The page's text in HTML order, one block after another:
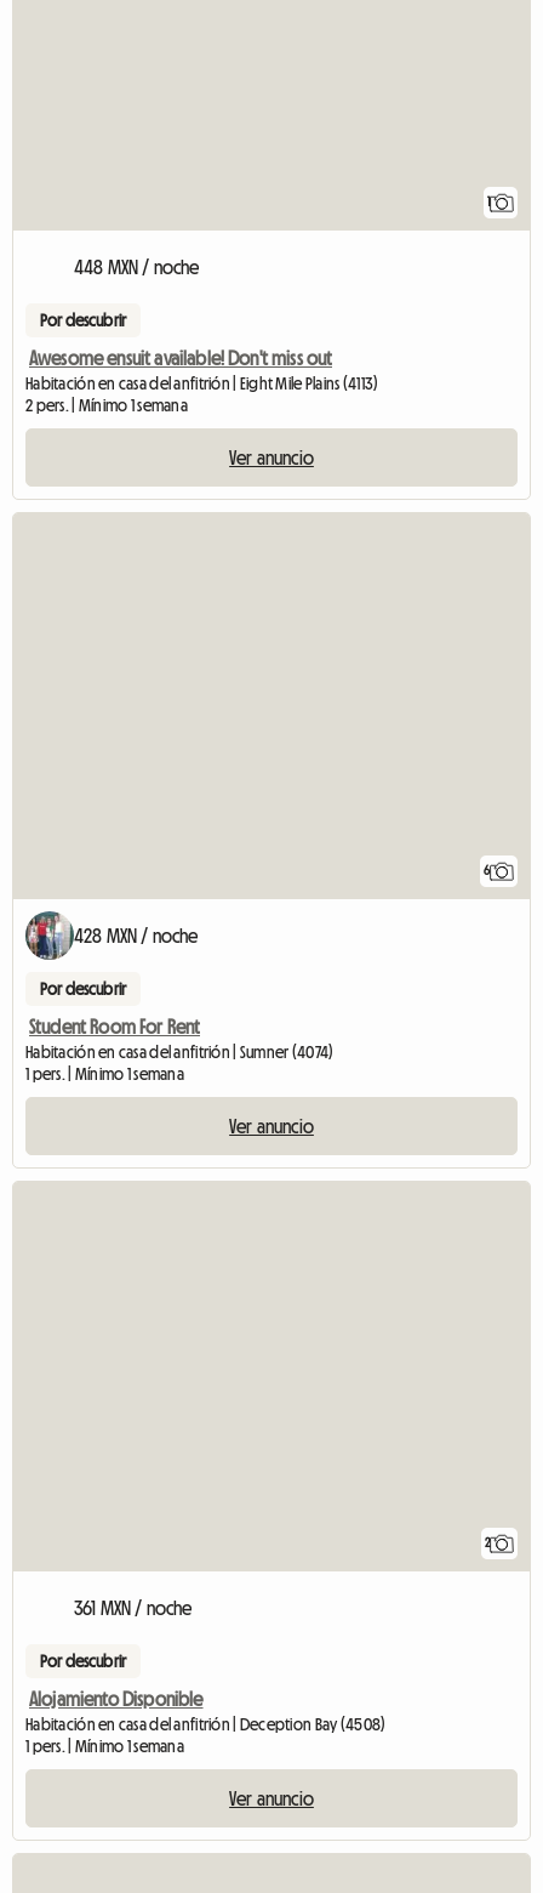
1
448 MXN / noche
Por descubrir
Awesome ensuit available! Don't miss out
Habitación en casa del anfitrión | Eight Mile Plains (4113)
2 pers. | Mínimo 1 semana
Ver anuncio
6
428 MXN / noche
Por descubrir
Student Room For Rent
Habitación en casa del anfitrión | Sumner (4074)
1 pers. | Mínimo 1 semana
Ver anuncio
2
361 MXN / noche
Por descubrir
Alojamiento Disponible
Habitación en casa del anfitrión | Deception Bay (4508)
1 pers. | Mínimo 1 semana
Ver anuncio